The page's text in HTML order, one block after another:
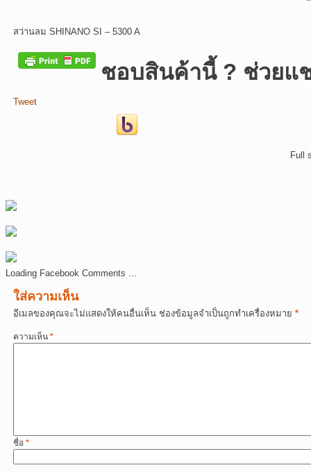
สว่านลม SHINANO SI – 5300 A
ชอบสินค้านี้ ? ช่วยแ
Tweet
Full
Loading Facebook Comments ...
ใส่ความเห็น
อีเมลของคุณจะไม่แสดงให้คนอื่นเห็น ช่องข้อมูลจำเป็นถูกทำเครื่องหมาย *
ความเห็น *
ชื่อ *